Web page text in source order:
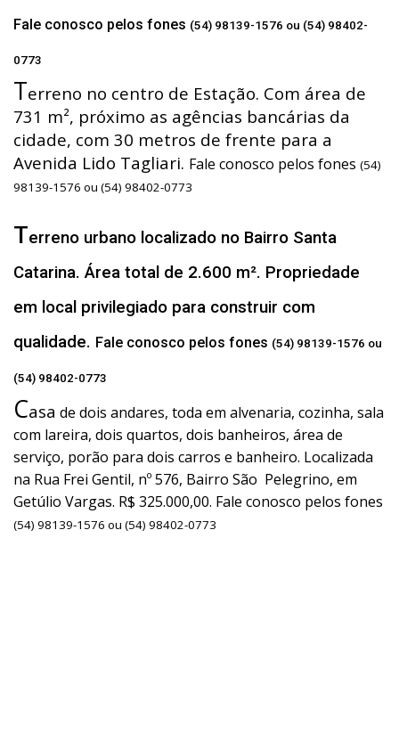
Fale conosco pelos fones (54) 98139-1576 ou (54) 98402-
0773
Terreno no centro de Estação. Com área de
731 m², próximo as agências bancárias da
cidade, com 30 metros de frente para a
Avenida Lido Tagliari. Fale conosco pelos fones (54)
98139-1576 ou (54) 98402-0773
Terreno urbano localizado no Bairro Santa
Catarina. Área total de 2.600 m². Propriedade
em local privilegiado para construir com
qualidade. Fale conosco pelos fones (54) 98139-1576 ou
(54) 98402-0773
Casa de dois andares, toda em alvenaria, cozinha, sala
com lareira, dois quartos, dois banheiros, área de
serviço, porão para dois carros e banheiro. Localizada
na Rua Frei Gentil, nº 576, Bairro São Pelegrino, em
Getúlio Vargas. R$ 325.000,00. Fale conosco pelos fones
(54) 98139-1576 ou (54) 98402-0773